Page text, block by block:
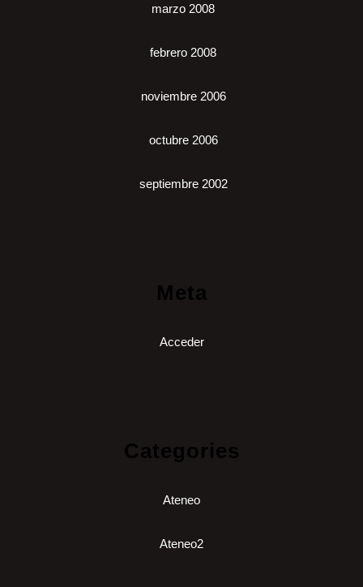
marzo 2008
febrero 2008
noviembre 2006
octubre 2006
septiembre 2002
Meta
Acceder
Categories
Ateneo
Ateneo2